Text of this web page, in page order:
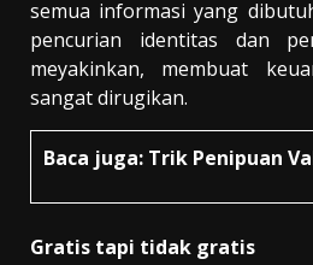
semua informasi yang
pencurian identitas dan
meyakinkan, membuat
sangat dirugikan.
Baca juga: Trik Penipuan
Gratis tapi tidak gratis